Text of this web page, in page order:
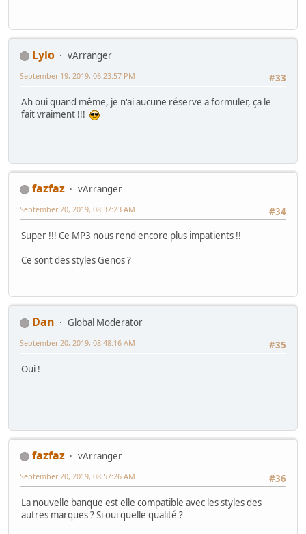
Lylo
vArranger
#33
September 19, 2019, 06:23:57 PM
Ah oui quand même, je n'ai aucune réserve a formuler, ça le
fait vraiment !!!
fazfaz
vArranger
#34
September 20, 2019, 08:37:23 AM
Super !!! Ce MP3 nous rend encore plus impatients !!
Ce sont des styles Genos ?
Dan
Global Moderator
#35
September 20, 2019, 08:48:16 AM
Oui !
fazfaz
vArranger
#36
September 20, 2019, 08:57:26 AM
La nouvelle banque est elle compatible avec les styles des
autres marques ? Si oui quelle qualité ?